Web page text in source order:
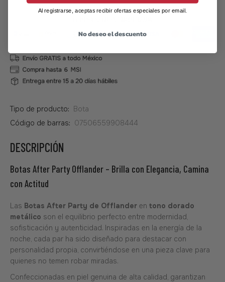
Tipo de producto: Bota
Código de barras: 07506559908444
DESCRIPCIÓN
Botas After Party Offlander – Brilla con Elegancia, Camina
con Actitud
Las Botas After Party de Offlander en tono dorado
metálico son el equilibrio perfecto entre modernidad,
sofisticación y autenticidad. Inspiradas en la energía de la
noche, cada par ha sido diseñado para destacar con
personalidad propia, convirtiéndose en una pieza clave para
quienes no temen robar miradas.
Confeccionadas en piel genuina de alta calidad, garantizan
Al registrarse, aceptas recibir ofertas especiales por email.
No deseo el descuento